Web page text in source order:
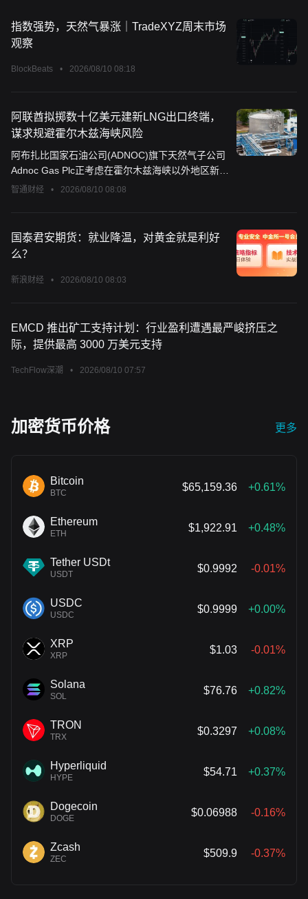
指数强势，天然气暴涨｜TradeXYZ周末市场
观察
BlockBeats • 2026/08/10 08:18
阿联酋拟掷数十亿美元建新LNG出口终端，
谋求规避霍尔木兹海峡风险
阿布扎比国家石油公司(ADNOC)旗下天然气子公司
Adnoc Gas Plc正考虑在霍尔木兹海峡以外地区新建
一座液化天然气(LNG)出口设施。
智通财经 • 2026/08/10 08:08
国泰君安期货：就业降温，对黄金就是利好
么？
新浪财经 • 2026/08/10 08:03
EMCD 推出矿工支持计划：行业盈利遭遇最严峻挤压之
际，提供最高 3000 万美元支持
TechFlow深潮 • 2026/08/10 07:57
加密货币价格 更多
Bitcoin
BTC
$65,159.36 +0.61%
Ethereum
ETH
$1,922.91 +0.48%
Tether USDt
USDT
$0.9992 -0.01%
USDC
USDC
$0.9999 +0.00%
XRP
XRP
$1.03 -0.01%
Solana
SOL
$76.76 +0.82%
TRON
TRX
$0.3297 +0.08%
Hyperliquid
HYPE
$54.71 +0.37%
Dogecoin
DOGE
$0.06988 -0.16%
Zcash
ZEC
$509.9 -0.37%